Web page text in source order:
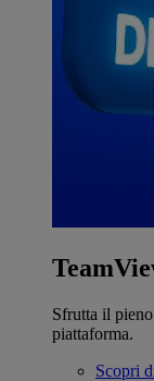
Sfrutta il
piattaforma.
Scopri